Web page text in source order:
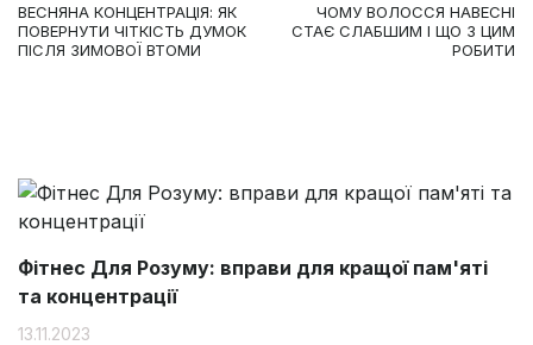
Фітнес Для Розуму: вправи для кращої пам'яті
та концентрації
13.11.2023
ВЕСНЯНА КОНЦЕНТРАЦІЯ: ЯК
ПОВЕРНУТИ ЧІТКІСТЬ ДУМОК
ПІСЛЯ ЗИМОВОЇ ВТОМИ
ЧОМУ ВОЛОССЯ НАВЕСНІ
СТАЄ СЛАБШИМ І ЩО З ЦИМ
РОБИТИ